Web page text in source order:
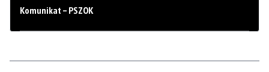
Komunikat – PSZOK